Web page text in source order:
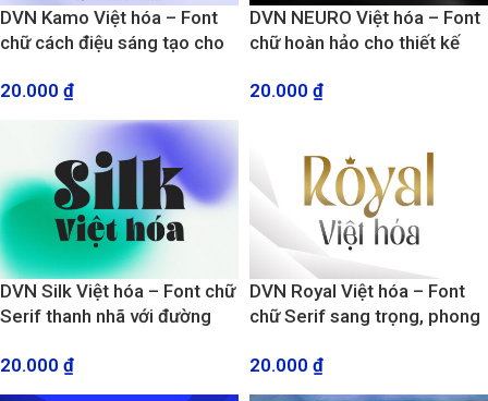
DVN Kamo Việt hóa – Font
chữ cách điệu sáng tạo cho
20.000 ₫
DVN NEURO Việt hóa – Font
chữ hoàn hảo cho thiết kế
hiệu
20.000 ₫
DVN Silk Việt hóa – Font chữ
Serif thanh nhã với đường
20.000 ₫
DVN Royal Việt hóa – Font
chữ Serif sang trọng, phong
20.000 ₫